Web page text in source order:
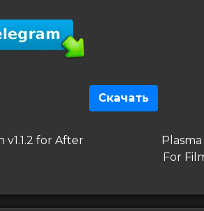
Скачать
v1.1.2 for After
запись
For